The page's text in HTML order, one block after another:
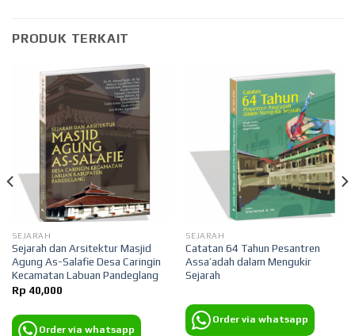
PRODUK TERKAIT
SEJARAH
Sejarah dan Arsitektur Masjid
Agung As-Salafie Desa Caringin
Kecamatan Labuan Pandeglang
Rp 40,000
Order via whatsapp
SEJARAH
Catatan 64 Tahun Pesantren
Assa’adah dalam Mengukir
Sejarah
Order via whatsapp